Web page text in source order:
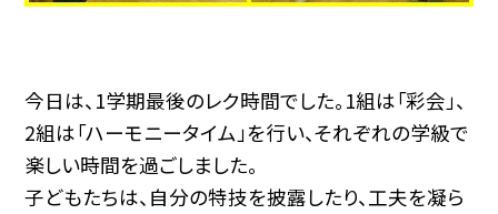
今日は、1学期最後のレク時間でした。1組は「彩会」、
2組は「ハーモニータイム」を行い、それぞれの学級で
楽しい時間を過ごしました。
子どもたちは、自分の特技を披露したり、工夫を凝ら